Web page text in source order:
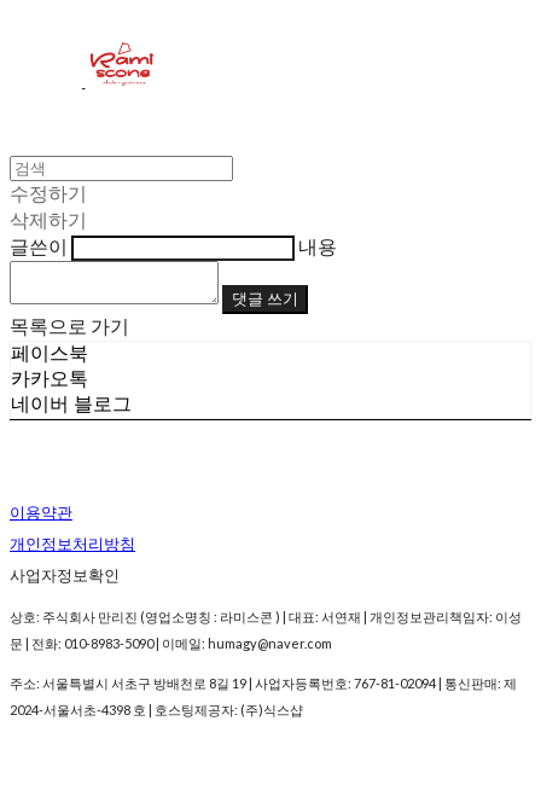
수정하기
삭제하기
글쓴이
내용
댓글 쓰기
목록으로 가기
페이스북
카카오톡
네이버 블로그
이용약관
개인정보처리방침
사업자정보확인
상호: 주식회사 만리진 (영업소명칭 : 라미스콘 ) | 대표: 서연재 | 개인정보관리책임자: 이성
문 | 전화: 010-8983-5090 | 이메일: humagy@naver.com
주소: 서울특별시 서초구 방배천로 8길 19 | 사업자등록번호: 767-81-02094 | 통신판매: 제
2024-서울서초-4398 호 | 호스팅제공자: (주)식스샵